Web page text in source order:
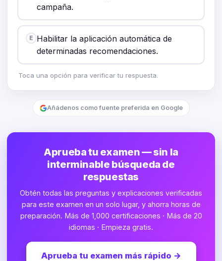
campaña.
E Habilitar la aplicación automática de
determinadas recomendaciones.
Toca una opción para verificar tu respuesta.
Añádenos como fuente preferida en Google
Aprueba tu examen — sin la
interminable búsqueda de
respuestas
Obtén todas las preguntas y explicaciones verificadas
para este examen en un solo lugar, y ahorra horas de
preparación. Más de 1,000 certificaciones · Más de 20
idiomas · Empieza gratis.
Aprueba tu examen más rápido →